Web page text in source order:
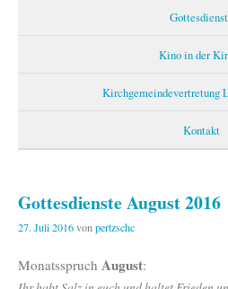
Kino in der
Kirchgemeindevertretung
Kontakt
Gottesdienste August 2016
27. Juli 2016von pertzschc
Monatsspruch August: